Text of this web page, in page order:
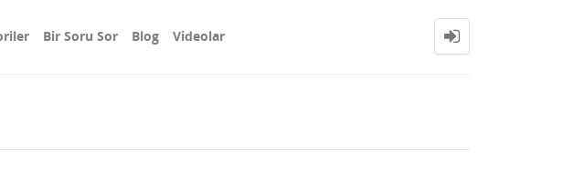
Bir Soru Sor Blog Videolar